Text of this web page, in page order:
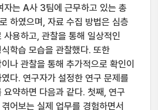
자는 A사 3팀에 근무하고 있는 총
하였으며, 자료 수집 방법은 심층
사용하고, 관찰을 통해 일상적인
학습 모습을 관찰했다. 또한
나 관찰을 통해 추가적으로 확인이
다. 연구자가 설정한 연구 문제를
요약하면 다음과 같다. 첫째, 연구
어보는 실제 업무를 경험하면서